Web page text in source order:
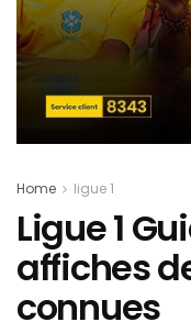
Home ligue 1
Ligue 1
affiches
connues